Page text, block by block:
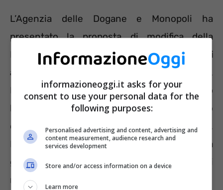
L’Agenzia delle Dogane e Monopoli ha
presentato la proposta di modifica della
Lotteria degli scontrini ed ora èin fase di
approvazione
da parte del Governo Meloni.
In attesa dell’ufficialità passiamo al ragguaglio
le
caratteristiche del nuovo meccanismo
che probabilmente verrà attivato.
Innanzitutto la partecipazione al “gioco” sarà
gratuita e rivolta a tutti i cittadini maggiorenni
residenti in Italia.
informazioneoggi.it asks for your
consent to use your personal data for the
following purposes:
Personalised advertising and content, advertising and
content measurement, audience research and
services development
Store and/or access information on a device
Learn more